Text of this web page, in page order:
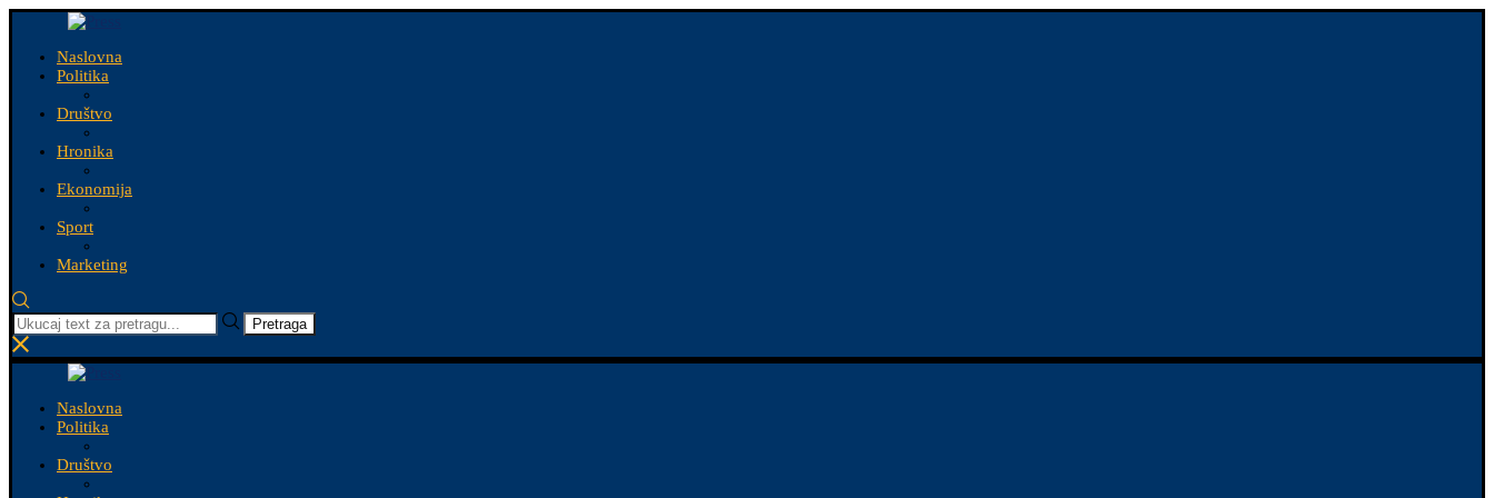
Naslovna
Politika
Društvo
Hronika
Ekonomija
Sport
Marketing
Pretraga
Naslovna
Politika
Društvo